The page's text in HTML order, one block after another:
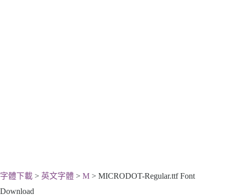
字體下載 > 英文字體 > M > MICRODOT-Regular.ttf Font
Download